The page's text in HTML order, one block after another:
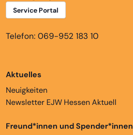
Service Portal
Telefon: 069-952 183 10
Aktuelles
Neuigkeiten
Newsletter EJW Hessen Aktuell
Freund*innen und Spender*innen